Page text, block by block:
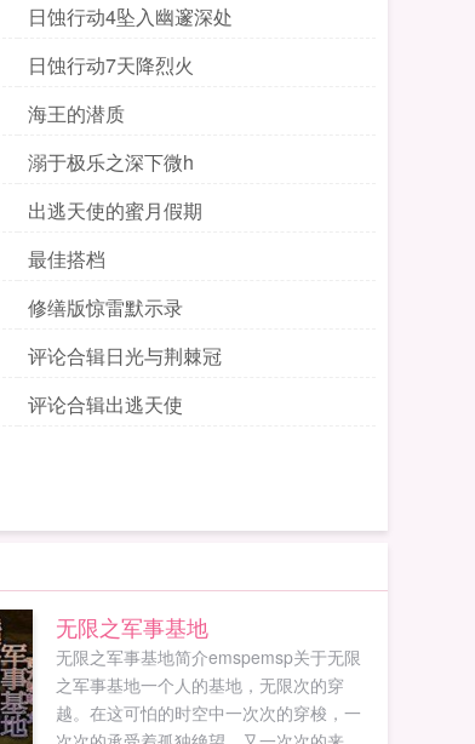
日蚀行动4坠入幽邃深处
日蚀行动7天降烈火
海王的潜质
溺于极乐之深下微h
出逃天使的蜜月假期
最佳搭档
修缮版惊雷默示录
评论合辑日光与荆棘冠
评论合辑出逃天使
无限之军事基地
无限之军事基地简介emspemsp关于无限
之军事基地一个人的基地，无限次的穿
越。在这可怕的时空中一次次的穿梭，一